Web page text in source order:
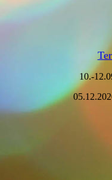
10.-